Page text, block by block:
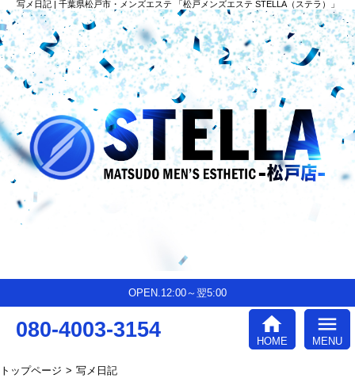
写メ日記 | 千葉県松戸市・メンズエステ 「松戸メンズエステ STELLA（ステラ）」
OPEN.12:00～翌5:00
080-4003-3154 home
HOME
menu
MENU
トップページ 写メ日記